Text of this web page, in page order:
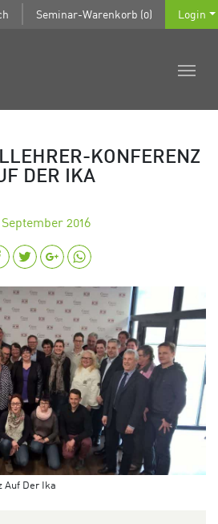
Seminar-Warenkorb (0) Login
KONFERENZ
DER IKA
September 2016
Auf Der Ika